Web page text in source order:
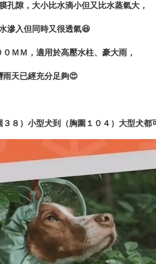
孔隙，大小比水滴小但又比水蒸氣大，
滲入但同時又很透氣😆
ＭＭ，適用於高壓水柱、豪大雨，
雨天已經充分足夠😍
８）小型犬到（胸圍１０４）大型犬都